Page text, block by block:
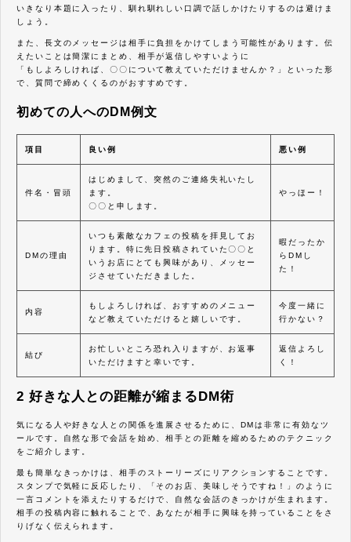
いきなり本題に入ったり、馴れ馴れしい口調で話しかけたりするのは避けま
しょう。
また、長文のメッセージは相手に負担をかけてしまう可能性があります。伝
えたいことは簡潔にまとめ、相手が返信しやすいように
「もしよろしければ、〇〇について教えていただけませんか？」といった形
で、質問で締めくくるのがおすすめです。
初めての人へのDM例文
項目 良い例 悪い例
件名・冒頭
はじめまして、突然のご連絡失礼いたし
ます。
〇〇と申します。
やっほー！
DMの理由
いつも素敵なカフェの投稿を拝見してお
ります。特に先日投稿されていた〇〇と
いうお店にとても興味があり、メッセー
ジさせていただきました。
暇だったか
らDMし
た！
内容
もしよろしければ、おすすめのメニュー
など教えていただけると嬉しいです。
今度一緒に
行かない？
結び
お忙しいところ恐れ入りますが、お返事
いただけますと幸いです。
返信よろし
く！
2 好きな人との距離が縮まるDM術
気になる人や好きな人との関係を進展させるために、DMは非常に有効なツ
ールです。自然な形で会話を始め、相手との距離を縮めるためのテクニック
をご紹介します。
最も簡単なきっかけは、相手のストーリーズにリアクションすることです。
スタンプで気軽に反応したり、「そのお店、美味しそうですね！」のように
一言コメントを添えたりするだけで、自然な会話のきっかけが生まれます。
相手の投稿内容に触れることで、あなたが相手に興味を持っていることをさ
りげなく伝えられます。